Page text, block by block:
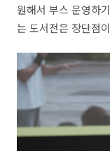
원해서 부스 운영하
는 도서전은 장단점